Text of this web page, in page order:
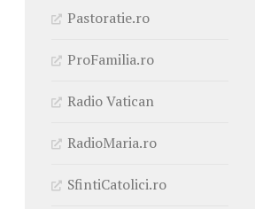
Pastoratie.ro
ProFamilia.ro
Radio Vatican
RadioMaria.ro
SfintiCatolici.ro